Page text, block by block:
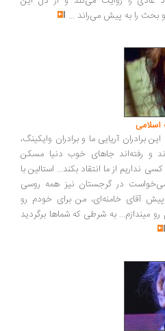
به پیش می‌راند ...
آریایی ما و برادران وایکینگ،
جاهای خوب دنیا مسکن
از ما انتقاد بکند... استالین با
در گرجستان نیز همه روسی
خامنه‌ای، من برای خودم رو
به شرطی که شماها برگردید